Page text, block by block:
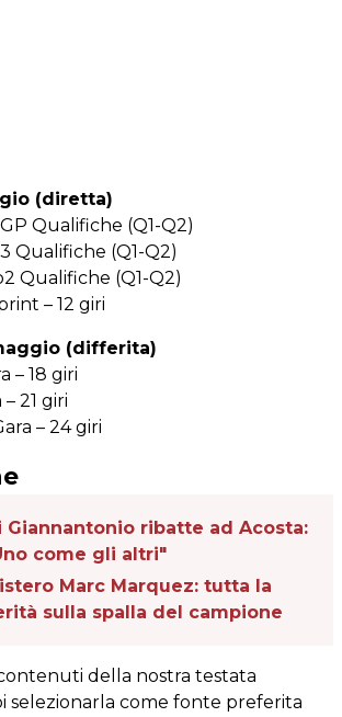
(diretta)
Qualifiche (Q1-Q2)
Qualifiche (Q1-Q2)
Qualifiche (Q1-Q2)
– 12 giri
(differita)
– 18 giri
– 21 giri
– 24 giri
Giannantonio ribatte ad Acosta:
come gli altri"
Marc Marquez: tutta la
sulla spalla del campione
della nostra testata
selezionarla come fonte preferita